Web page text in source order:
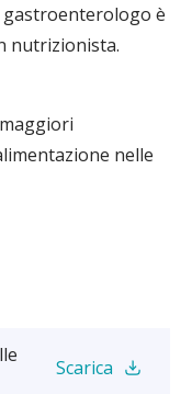
gastroenterologo è
nutrizionista.
nelle
Scarica